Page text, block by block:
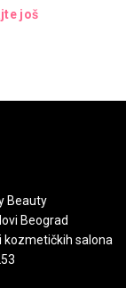
još
Beauty
Beograd
kozmetičkih salona